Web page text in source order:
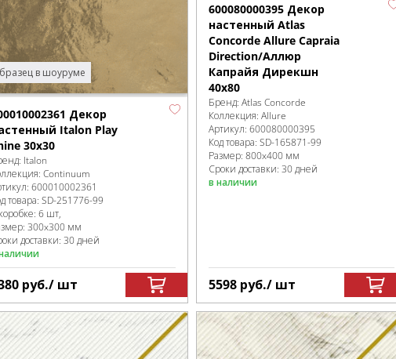
в шоуруме
Декор
Italon Play
30x30
Italon
Continuum
600010002361
товара: SD-251776-99
: 6 шт,
300x300 мм
доставки: 30 дней
руб./ шт
600080000395 Декор
настенный Atlas
Concorde Allure Capraia
Direction/Аллюр
Капрайя Дирекшн
40x80
Бренд:Atlas Concorde
Коллекция:Allure
Артикул:600080000395
Код товара:SD-165871-99
Размер:800x400 мм
Сроки доставки: 30 дней
в наличии
5598 руб./ шт